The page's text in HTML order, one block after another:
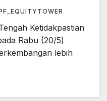
Ketidakpastian
Rabu (20/5)
lebih